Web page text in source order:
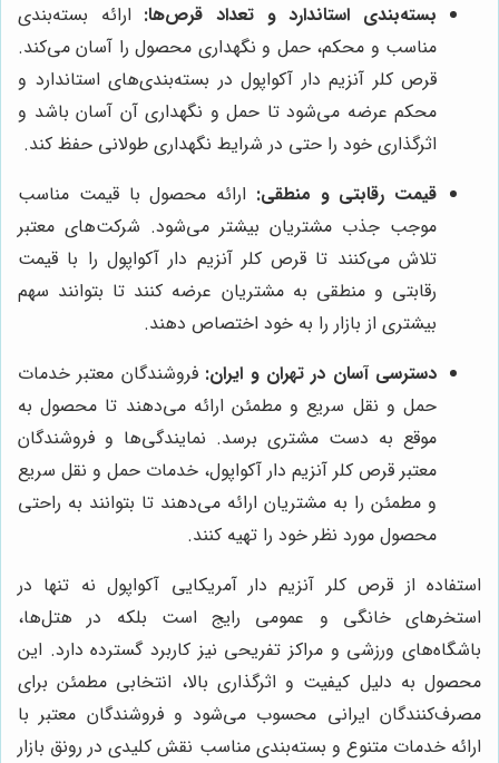
بسته‌بندی استاندارد و تعداد قرص‌ها: ارائه بسته‌بندی
مناسب و محکم، حمل و نگهداری محصول را آسان می‌کند.
قرص کلر آنزیم دار آکواپول در بسته‌بندی‌های استاندارد و
محکم عرضه می‌شود تا حمل و نگهداری آن آسان باشد و
اثرگذاری خود را حتی در شرایط نگهداری طولانی حفظ کند.
قیمت رقابتی و منطقی: ارائه محصول با قیمت مناسب
موجب جذب مشتریان بیشتر می‌شود. شرکت‌های معتبر
تلاش می‌کنند تا قرص کلر آنزیم دار آکواپول را با قیمت
رقابتی و منطقی به مشتریان عرضه کنند تا بتوانند سهم
بیشتری از بازار را به خود اختصاص دهند.
دسترسی آسان در تهران و ایران: فروشندگان معتبر خدمات
حمل و نقل سریع و مطمئن ارائه می‌دهند تا محصول به
موقع به دست مشتری برسد. نمایندگی‌ها و فروشندگان
معتبر قرص کلر آنزیم دار آکواپول، خدمات حمل و نقل سریع
و مطمئن را به مشتریان ارائه می‌دهند تا بتوانند به راحتی
محصول مورد نظر خود را تهیه کنند.
استفاده از قرص کلر آنزیم دار آمریکایی آکواپول نه تنها در
استخرهای خانگی و عمومی رایج است بلکه در هتل‌ها،
باشگاه‌های ورزشی و مراکز تفریحی نیز کاربرد گسترده دارد. این
محصول به دلیل کیفیت و اثرگذاری بالا، انتخابی مطمئن برای
مصرف‌کنندگان ایرانی محسوب می‌شود و فروشندگان معتبر با
ارائه خدمات متنوع و بسته‌بندی مناسب نقش کلیدی در رونق بازار